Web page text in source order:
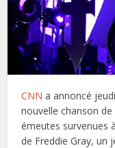
CNN a annoncé
nouvelle chanson de
émeutes survenues
de Freddie Gray, un